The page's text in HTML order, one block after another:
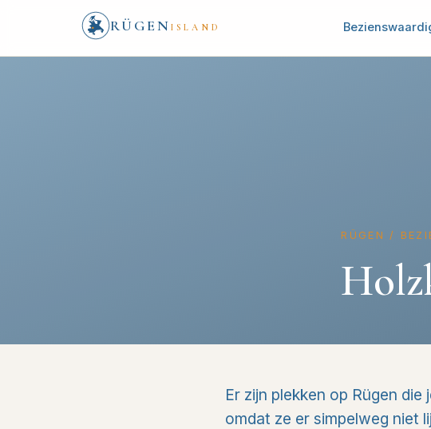
RÜGEN ISLAND
RÜGEN /
Er zijn plekken op Rügen die
omdat ze er simpelweg niet